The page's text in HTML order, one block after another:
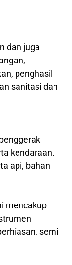
dan juga
penghasil
sanitasi dan
kendaraan.
api, bahan
mencakup
semi